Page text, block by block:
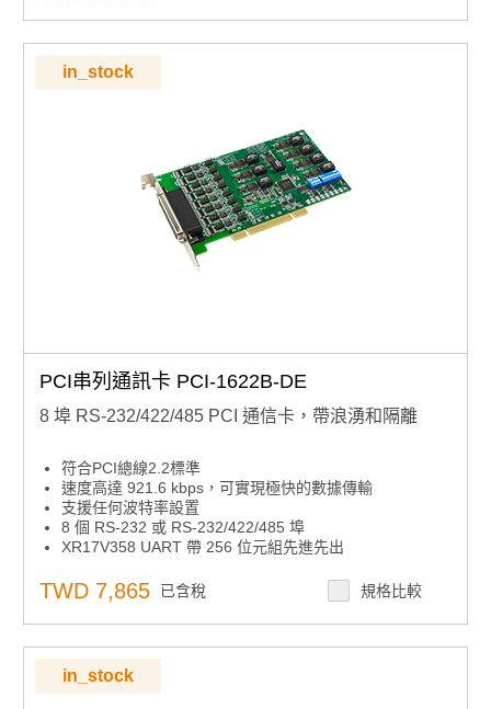
in_stock
PCI串列通訊卡 PCI-1622B-DE
8 埠 RS-232/422/485 PCI 通信卡，帶浪湧和隔離
符合PCI總線2.2標準
速度高達 921.6 kbps，可實現極快的數據傳輸
支援任何波特率設置
8 個 RS-232 或 RS-232/422/485 埠
XR17V358 UART 帶 256 位元組先進先出
TWD 7,865 已含稅 規格比較
in_stock